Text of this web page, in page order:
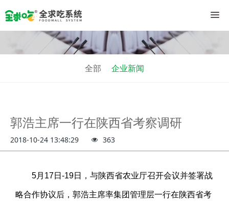
全部 企业新闻
郭浩主席一行在陕西省考察调研
2018-10-24 13:48:29 363
5月17日-19日，与陕西省农业厅召开会议并签署战
略合作协议后，郭浩主席率集团管理层一行在陕西省考